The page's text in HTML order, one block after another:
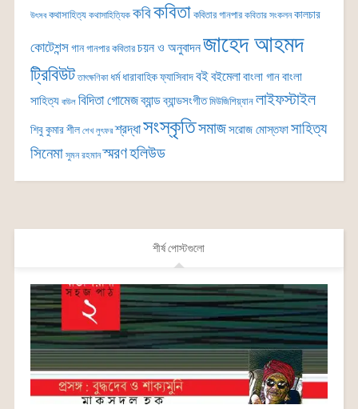
উৎসব কথাসাহিত্য কথাসাহিত্যিক কবিকবিতা কবিতার গানপার কবিতার সংকলন কালচার
কোটেশন্সগান গানপার কবিতার চয়ন ও অনুবাদনজাহেদ আহমদ
ট্রিবিউট তাৎক্ষণিকা ধর্ম ধারাবাহিকফ্যাসিবাদবইবইমেলাবাংলা গানবাংলা
সাহিত্য বাউল বিদিতা গোমেজব্যান্ডব্যান্ডসংগীত মিউজিশিয়্যান লাইফস্টাইল
শিবু কুমার শীল শেখ লুৎফর শ্রদ্ধাসংস্কৃতিসমাজসরোজ মোস্তফাসাহিত্য
সিনেমা সুমন রহমান স্মরণহলিউড
শীর্ষ পোস্টগুলো